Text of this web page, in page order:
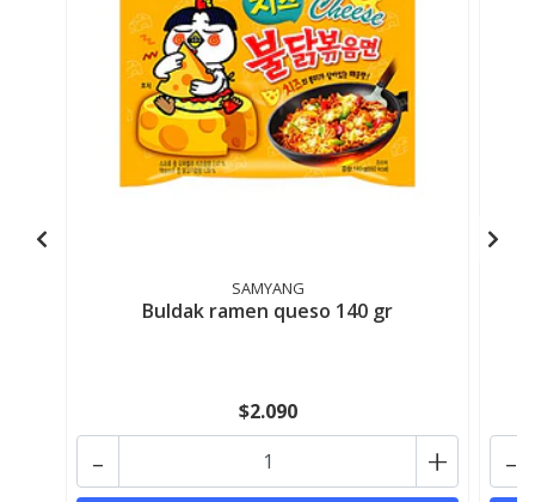
SAMYANG
Buldak ramen queso 140 gr
$2.090
+
- -